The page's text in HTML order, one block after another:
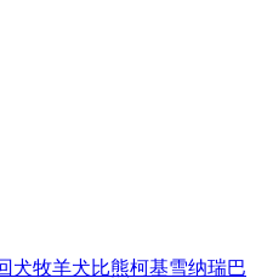
犬牧羊犬比熊柯基雪纳瑞巴